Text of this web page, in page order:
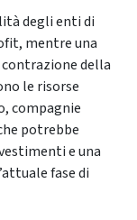
degli enti di
mentre una
della
le risorse
compagnie
potrebbe
e una
fase di